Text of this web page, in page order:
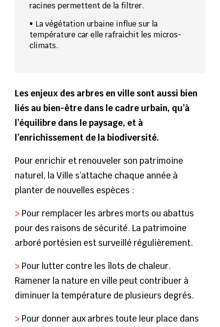
Les enjeux des arbres en ville sont aussi bien
liés au bien-être dans le cadre urbain, qu’à
l’équilibre dans le paysage, et à
l’enrichissement de la biodiversité.
Pour enrichir et renouveler son patrimoine
naturel, la Ville s’attache chaque année à
planter de nouvelles espèces :
> Pour remplacer les arbres morts ou abattus
pour des raisons de sécurité. La patrimoine
arboré portésien est surveillé régulièrement.
> Pour lutter contre les îlots de chaleur.
Ramener la nature en ville peut contribuer à
diminuer la température de plusieurs degrés.
> Pour donner aux arbres toute leur place dans
racines permettent de la filtrer.
• La végétation urbaine influe sur la
température car elle rafraichit les micros-
climats.